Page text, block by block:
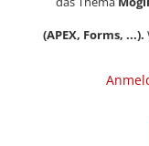
(APEX, Forms, ...)​​​​​​​​​​​​​​.